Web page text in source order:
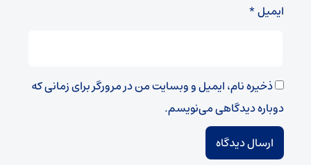
ایمیل*
ذخیره نام، ایمیل و وبسایت من در مرورگر برای زمانی که
دوباره دیدگاهی می‌نویسم.